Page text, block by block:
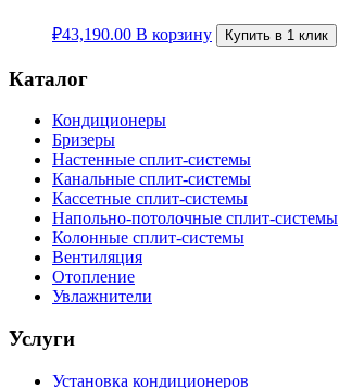
₽43,190.00 В корзину Купить в 1 клик
Каталог
Кондиционеры
Бризеры
Настенные сплит-системы
Канальные сплит-системы
Кассетные сплит-системы
Напольно-потолочные сплит-системы
Колонные сплит-системы
Вентиляция
Отопление
Увлажнители
Услуги
Установка кондиционеров